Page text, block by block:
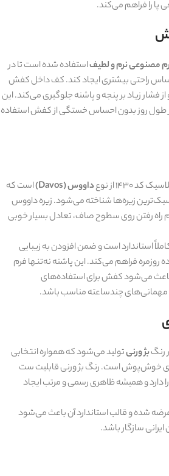
پا را فراهم می‌کند.
مصنوعی نرم و لطیفاستفاده شده است تا در
راحتی بیشتری ایجاد کند. کف داخل کفش
فشار زیاد بر پنجه و پاشنه جلوگیری می‌کند. این
طول روز بدون احساس خستگی از کفش استفاده
از نوع داووس (Davos)
است که
زیره‌ها شناخته می‌شود. زیره داووس
رفتن روی سطوح صاف، تعادل بسیار خوبی
استاندارد است و ضمن افزودن به زیبایی
روزمره فراهم می‌کند. این پاشنه نه‌تنها فرم
باعث می‌شود کفش برای استفاده‌های
مهمانی‌های چندساعته مناسب باشد.
بژ ورنیتولید می‌شود که همواره انتخابی
خوش‌پوش است. رنگ بژ ورنی قابلیت ست
دارد و همیشه ظاهری رسمی و مرتب ایجاد
شده و قالب استاندارد آن باعث می‌شود
سازگار باشد.